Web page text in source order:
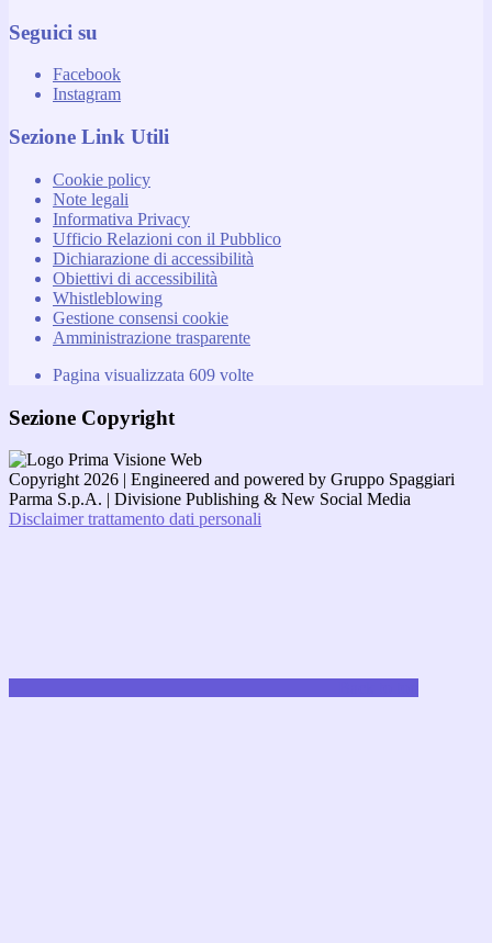
Seguici su
Facebook
Instagram
Sezione Link Utili
Cookie policy
Note legali
Informativa Privacy
Ufficio Relazioni con il Pubblico
Dichiarazione di accessibilità
Obiettivi di accessibilità
Whistleblowing
Gestione consensi cookie
Amministrazione trasparente
Pagina visualizzata 609 volte
Sezione Copyright
Copyright 2026 | Engineered and powered by Gruppo Spaggiari
Parma S.p.A. | Divisione Publishing & New Social Media
Disclaimer trattamento dati personali